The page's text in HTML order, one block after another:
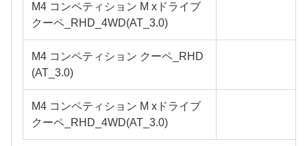
M4 コンペティション M xドライブ
クーペ_RHD_4WD(AT_3.0)
M4 コンペティション クーペ_RHD
(AT_3.0)
M4 コンペティション M xドライブ
クーペ_RHD_4WD(AT_3.0)